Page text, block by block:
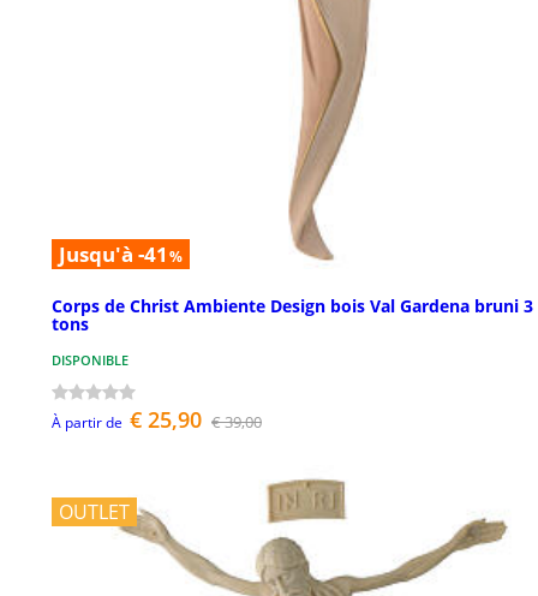
Jusqu'à -41 %
Corps de Christ Ambiente Design bois Val Gardena bruni 3
tons
DISPONIBLE
À partir de € 25,90 € 39,00
OUTLET